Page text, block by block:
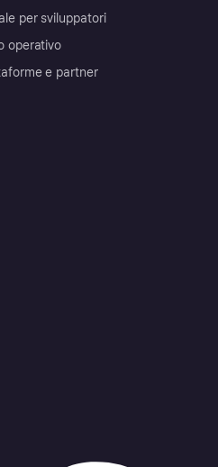
per sviluppatori
operativo
e partner